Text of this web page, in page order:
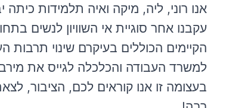
אנו רוני, ליה, מיקה ואיה תלמידות
עקבנו אחר סוגיית אי השוויון לנשים
הקיימים הכוללים בעיקרם שינוי
למשרד העבודה והכלכלה לגייס את
בעצומה זו אנו קוראים לכם, הציבור,